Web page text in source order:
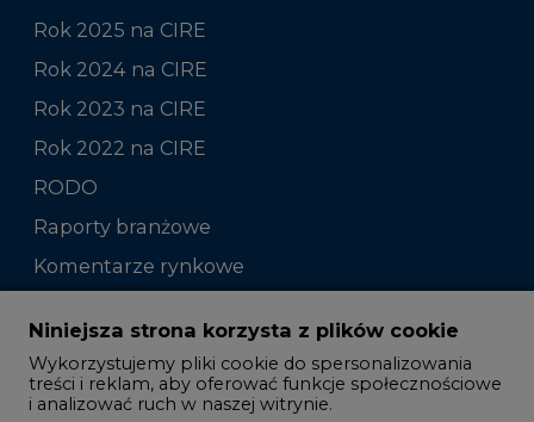
Rok 2025 na CIRE
Rok 2024 na CIRE
Rok 2023 na CIRE
Rok 2022 na CIRE
RODO
Raporty branżowe
Komentarze rynkowe
Zmiany kadrowe na rynku
Studio CIRE
Rozmowy o energetyce
Niniejsza strona korzysta z plików cookie
Wykorzystujemy pliki cookie do spersonalizowania
treści i reklam, aby oferować funkcje społecznościowe
i analizować ruch w naszej witrynie.